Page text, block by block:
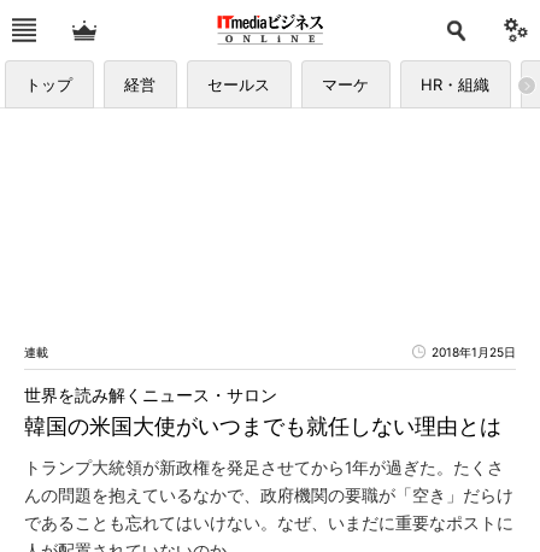
トップ 経営 セールス マーケ HR・組織
連載 2018年1月25日
韓国の米国大使がいつまでも就任しない理由とは
世界を読み解くニュース・サロン
トランプ大統領が新政権を発足させてから1年が過ぎた。たくさ
んの問題を抱えているなかで、政府機関の要職が「空き」だらけ
であることも忘れてはいけない。なぜ、いまだに重要なポストに